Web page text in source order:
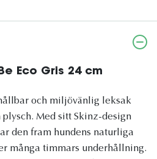
Eco Gris 24 cm
och miljövänlig leksak
Med sitt Skinz-design
den fram hundens naturliga
många timmars underhållning.